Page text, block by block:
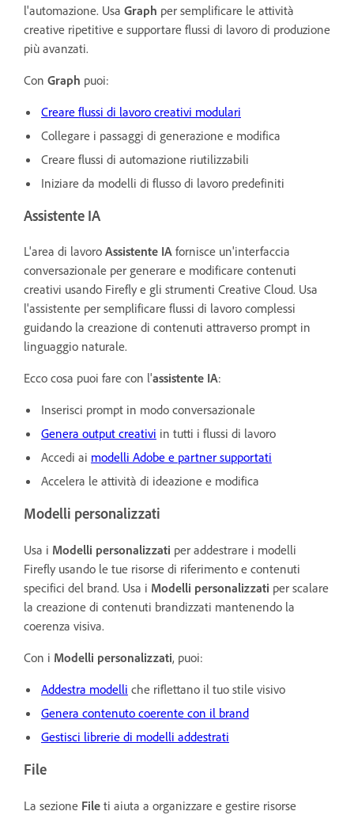
l'automazione. Usa Graph per semplificare le attività
creative ripetitive e supportare flussi di lavoro di produzione
più avanzati.
Con Graph puoi:
Creare flussi di lavoro creativi modulari
Collegare i passaggi di generazione e modifica
Creare flussi di automazione riutilizzabili
Iniziare da modelli di flusso di lavoro predefiniti
Assistente IA
L'area di lavoro Assistente IA fornisce un'interfaccia
conversazionale per generare e modificare contenuti
creativi usando Firefly e gli strumenti Creative Cloud. Usa
l'assistente per semplificare flussi di lavoro complessi
guidando la creazione di contenuti attraverso prompt in
linguaggio naturale.
Ecco cosa puoi fare con l'assistente IA:
Inserisci prompt in modo conversazionale
Genera output creativi in tutti i flussi di lavoro
Accedi ai modelli Adobe e partner supportati
Accelera le attività di ideazione e modifica
Modelli personalizzati
Usa i Modelli personalizzati per addestrare i modelli
Firefly usando le tue risorse di riferimento e contenuti
specifici del brand. Usa i Modelli personalizzati per scalare
la creazione di contenuti brandizzati mantenendo la
coerenza visiva.
Con i Modelli personalizzati, puoi:
Addestra modelli che riflettano il tuo stile visivo
Genera contenuto coerente con il brand
Gestisci librerie di modelli addestrati
File
La sezione File ti aiuta a organizzare e gestire risorse